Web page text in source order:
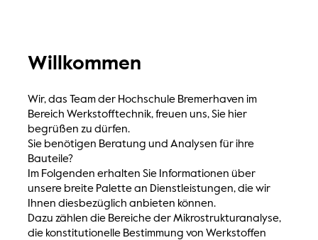
Willkommen
Wir, das Team der Hochschule Bremerhaven im
Bereich Werkstofftechnik, freuen uns, Sie hier
begrüßen zu dürfen.
Sie benötigen Beratung und Analysen für ihre
Bauteile?
Im Folgenden erhalten Sie Informationen über
unsere breite Palette an Dienstleistungen, die wir
Ihnen diesbezüglich anbieten können.
Dazu zählen die Bereiche der Mikrostrukturanalyse,
die konstitutionelle Bestimmung von Werkstoffen